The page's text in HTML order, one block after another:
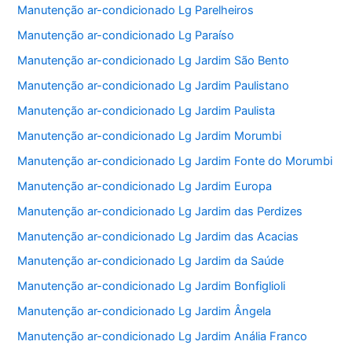
Manutenção ar-condicionado Lg Parelheiros
Manutenção ar-condicionado Lg Paraíso
Manutenção ar-condicionado Lg Jardim São Bento
Manutenção ar-condicionado Lg Jardim Paulistano
Manutenção ar-condicionado Lg Jardim Paulista
Manutenção ar-condicionado Lg Jardim Morumbi
Manutenção ar-condicionado Lg Jardim Fonte do Morumbi
Manutenção ar-condicionado Lg Jardim Europa
Manutenção ar-condicionado Lg Jardim das Perdizes
Manutenção ar-condicionado Lg Jardim das Acacias
Manutenção ar-condicionado Lg Jardim da Saúde
Manutenção ar-condicionado Lg Jardim Bonfiglioli
Manutenção ar-condicionado Lg Jardim Ângela
Manutenção ar-condicionado Lg Jardim Anália Franco